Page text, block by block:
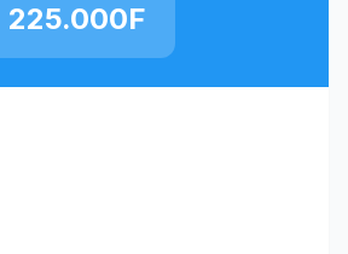
225.000F